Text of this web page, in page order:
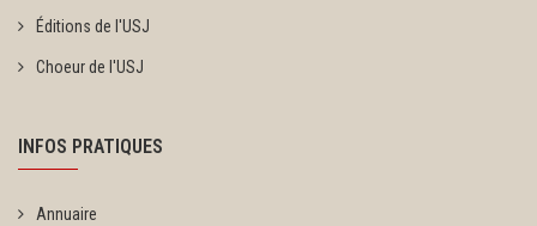
Éditions de l'USJ
Choeur de l'USJ
INFOS PRATIQUES
Annuaire